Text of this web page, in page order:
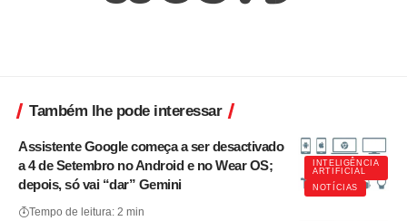
Também lhe pode interessar
INTELIGÊNCIA
ARTIFICIAL
NOTÍCIAS
Assistente Google começa a ser desactivado
a 4 de Setembro no Android e no Wear OS;
depois, só vai “dar” Gemini
Tempo de leitura: 2 min